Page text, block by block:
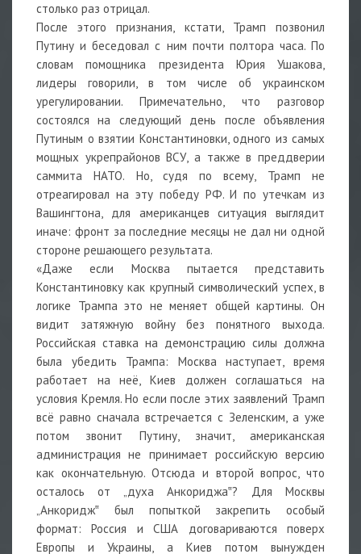
столько раз отрицал.
После этого признания, кстати, Трамп позвонил
Путину и беседовал с ним почти полтора часа. По
словам помощника президента Юрия Ушакова,
лидеры говорили, в том числе об украинском
урегулировании. Примечательно, что разговор
состоялся на следующий день после объявления
Путиным о взятии Константиновки, одного из самых
мощных укрепрайонов ВСУ, а также в преддверии
саммита НАТО. Но, судя по всему, Трамп не
отреагировал на эту победу РФ. И по утечкам из
Вашингтона, для американцев ситуация выглядит
иначе: фронт за последние месяцы не дал ни одной
стороне решающего результата.
«Даже если Москва пытается представить
Константиновку как крупный символический успех, в
логике Трампа это не меняет общей картины. Он
видит затяжную войну без понятного выхода.
Российская ставка на демонстрацию силы должна
была убедить Трампа: Москва наступает, время
работает на неё, Киев должен соглашаться на
условия Кремля. Но если после этих заявлений Трамп
всё равно сначала встречается с Зеленским, а уже
потом звонит Путину, значит, американская
администрация не принимает российскую версию
как окончательную. Отсюда и второй вопрос, что
осталось от „духа Анкориджа‟? Для Москвы
„Анкоридж‟ был попыткой закрепить особый
формат: Россия и США договариваются поверх
Европы и Украины, а Киев потом вынужден